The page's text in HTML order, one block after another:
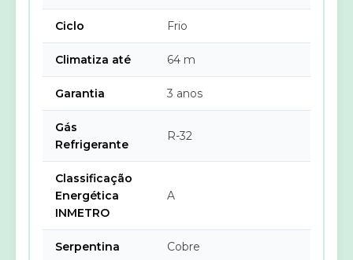
Ciclo Frio
Climatiza até 64 m
Garantia 3 anos
Gás
Refrigerante
R-32
Classificação
Energética
INMETRO
A
Serpentina Cobre